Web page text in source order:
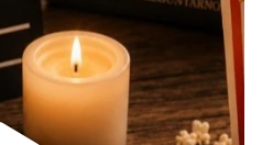
iglesia/news/2026-
papa-viaje-